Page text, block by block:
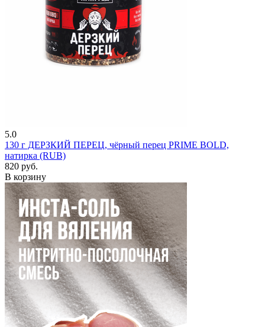
5.0
130 г ДЕРЗКИЙ ПЕРЕЦ, чёрный перец PRIME BOLD,
натирка (RUB)
820 руб.
В корзину